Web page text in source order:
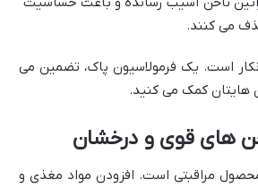
می کنند.
است. یک فرمولاسیون پاک، تضمین می
هایتان کمک می کنید.
های قوی و درخشان
مراقبتی است. افزودن مواد مغذی و